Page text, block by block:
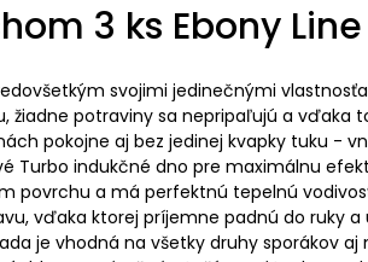
3 ks Ebony
svojimi jedinečnými
potraviny sa nepripaľujú a vďaka
pokojne aj bez jedinej kvapky tuku -
Turbo indukčné dno pre maximálnu
povrchu a má perfektnú tepelnú
vďaka ktorej príjemne padnú do ruky
je vhodná na všetky druhy sporákov